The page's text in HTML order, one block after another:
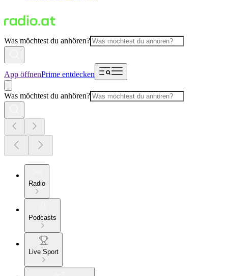
Was möchtest du anhören?
App öffnenPrime entdecken
Was möchtest du anhören?
Radio
Podcasts
Live Sport